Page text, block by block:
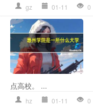
gz 01-11 0
点高校。 ...
hz 01-11 0